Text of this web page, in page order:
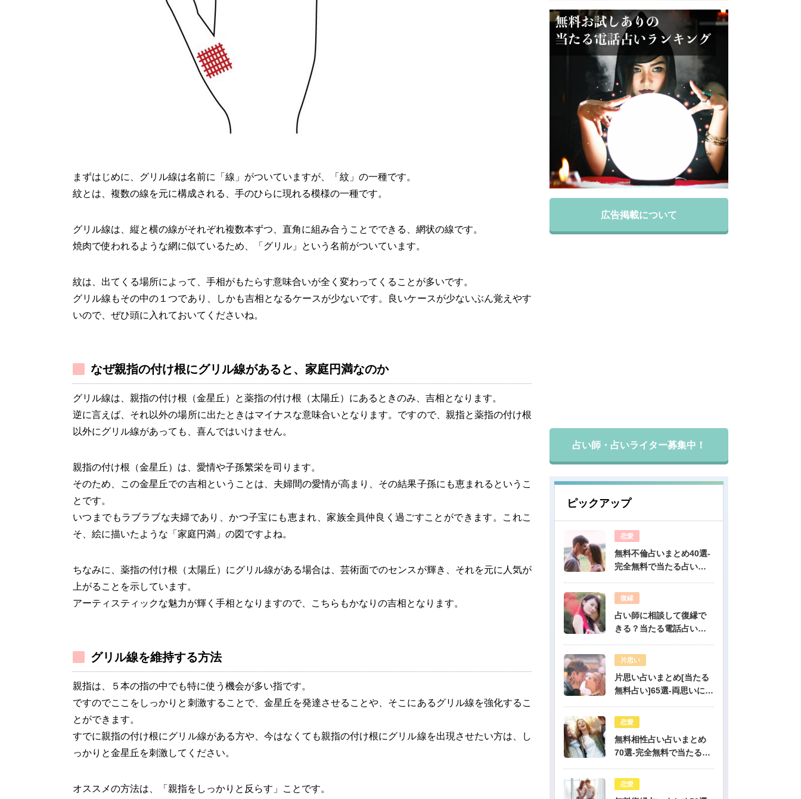
まずはじめに、グリル線は名前に「線」がついていますが、「紋」の一種です。
紋とは、複数の線を元に構成される、手のひらに現れる模様の一種です。
グリル線は、縦と横の線がそれぞれ複数本ずつ、直角に組み合うことでできる、網状の線です。
焼肉で使われるような網に似ているため、「グリル」という名前がついています。
紋は、出てくる場所によって、手相がもたらす意味合いが全く変わってくることが多いです。
グリル線もその中の１つであり、しかも吉相となるケースが少ないです。良いケースが少ないぶん覚えやす
いので、ぜひ頭に入れておいてくださいね。
なぜ親指の付け根にグリル線があると、家庭円満なのか
グリル線は、親指の付け根（金星丘）と薬指の付け根（太陽丘）にあるときのみ、吉相となります。
逆に言えば、それ以外の場所に出たときはマイナスな意味合いとなります。ですので、親指と薬指の付け根
以外にグリル線があっても、喜んではいけません。
親指の付け根（金星丘）は、愛情や子孫繁栄を司ります。
そのため、この金星丘での吉相ということは、夫婦間の愛情が高まり、その結果子孫にも恵まれるというこ
とです。
いつまでもラブラブな夫婦であり、かつ子宝にも恵まれ、家族全員仲良く過ごすことができます。これこ
そ、絵に描いたような「家庭円満」の図ですよね。
ちなみに、薬指の付け根（太陽丘）にグリル線がある場合は、芸術面でのセンスが輝き、それを元に人気が
上がることを示しています。
アーティスティックな魅力が輝く手相となりますので、こちらもかなりの吉相となります。
グリル線を維持する方法
親指は、５本の指の中でも特に使う機会が多い指です。
ですのでここをしっかりと刺激することで、金星丘を発達させることや、そこにあるグリル線を強化するこ
とができます。
すでに親指の付け根にグリル線がある方や、今はなくても親指の付け根にグリル線を出現させたい方は、し
っかりと金星丘を刺激してください。
オススメの方法は、「親指をしっかりと反らす」ことです。
広告掲載について
占い師・占いライター募集中！
ピックアップ
恋愛
無料不倫占いまとめ40選-
完全無料で当たる占いだ
復縁
占い師に相談して復縁で
きる？当たる電話占い先
片思い
片思い占いまとめ[当たる
無料占い]65選-両思いにな
当たる片思い占い
恋愛
無料相性占い占いまとめ
70選-完全無料で当たる占
恋愛